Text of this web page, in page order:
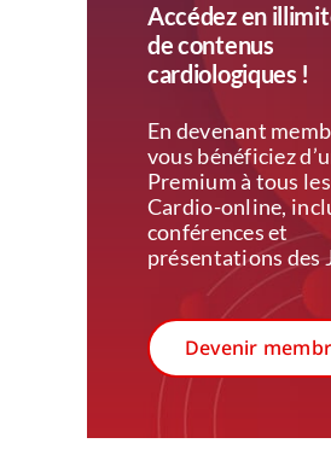
Accédez en
de contenus
cardiologiques !
En devenant
vous bénéficiez
Premium à tous
Cardio-online,
conférences et
présentations des
Devenir